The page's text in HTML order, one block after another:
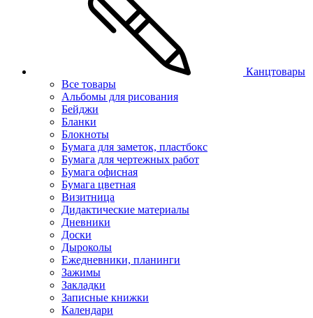
Канцтовары
Все товары
Альбомы для рисования
Бейджи
Бланки
Блокноты
Бумага для заметок, пластбокс
Бумага для чертежных работ
Бумага офисная
Бумага цветная
Визитница
Дидактические материалы
Дневники
Доски
Дыроколы
Ежедневники, планинги
Зажимы
Закладки
Записные книжки
Календари